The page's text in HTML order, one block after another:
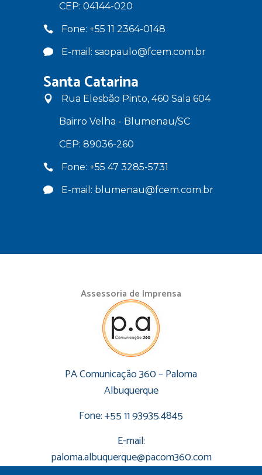
CEP: 04144-020
Fone: +55 11 2364-0148
E-mail: saopaulo@fcem.com.br
Santa Catarina
Rua Elesbão Pinto, 460 Sala 604
Bairro Velha - Blumenau/SC
CEP: 89036-260
Fone: +55 47 3285-5731
E-mail: blumenau@fcem.com.br
Assessoria de Imprensa
PA Comunicação 360 – Paloma
Albuquerque
Fone: +55 11 93935.4845
E-mail:
paloma.albuquerque@pacom360.com